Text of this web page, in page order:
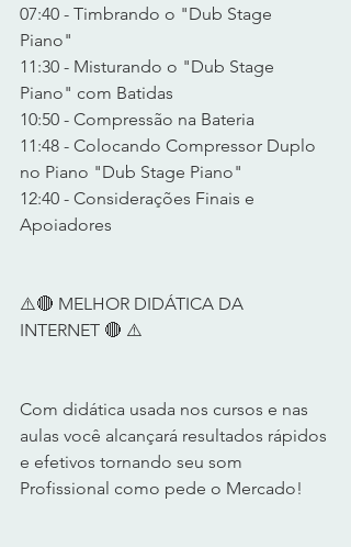
07:40 - Timbrando o "Dub Stage
Piano"
11:30 - Misturando o "Dub Stage
Piano" com Batidas
10:50 - Compressão na Bateria
11:48 - Colocando Compressor Duplo
no Piano "Dub Stage Piano"
12:40 - Considerações Finais e
Apoiadores
⚠️🔴 MELHOR DIDÁTICA DA
INTERNET 🔴 ⚠️
Com didática usada nos cursos e nas
aulas você alcançará resultados rápidos
e efetivos tornando seu som
Profissional como pede o Mercado!